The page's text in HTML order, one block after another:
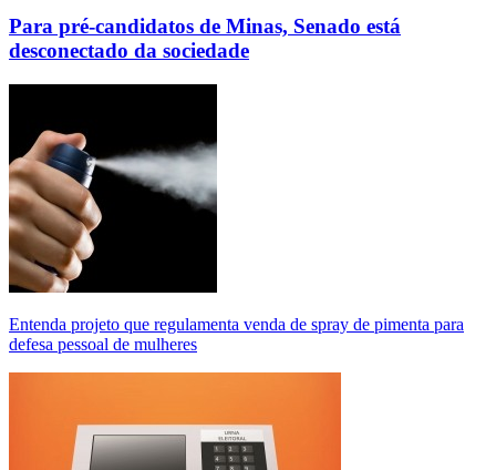
Para pré-candidatos de Minas, Senado está
desconectado da sociedade
Entenda projeto que regulamenta venda de spray de pimenta para
defesa pessoal de mulheres